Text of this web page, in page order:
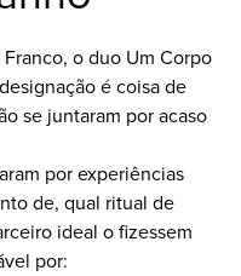
o duo Um Corpo
é coisa de
se juntaram por acaso
por experiências
de, qual ritual de
ideal o fizessem
por: